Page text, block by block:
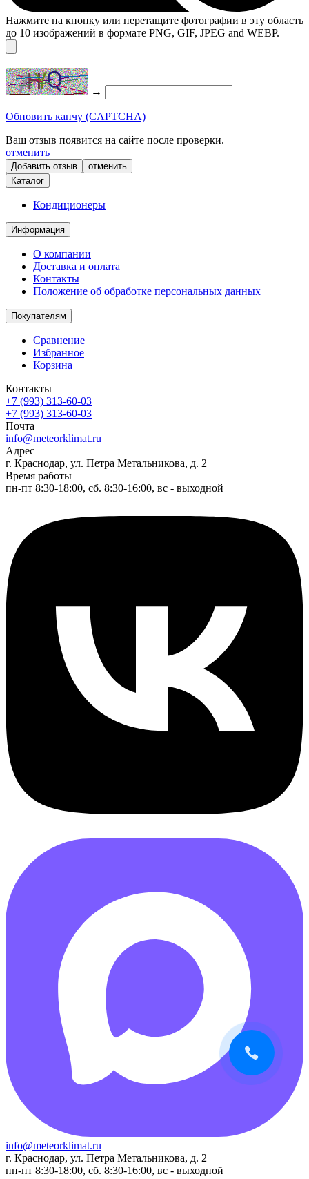
Нажмите на кнопку или перетащите фотографии в эту область
до 10 изображений в формате PNG, GIF, JPEG and WEBP.
→
Обновить капчу (CAPTCHA)
Ваш отзыв появится на сайте после проверки.
отменить
отменить
Каталог
Кондиционеры
Информация
О компании
Доставка и оплата
Контакты
Положение об обработке персональных данных
Покупателям
Сравнение
Избранное
Корзина
Контакты
+7 (993) 313-60-03
+7 (993) 313-60-03
Почта
info@meteorklimat.ru
Адрес
г. Краснодар, ул. Петра Метальникова, д. 2
Время работы
пн-пт 8:30-18:00, сб. 8:30-16:00, вс - выходной
info@meteorklimat.ru
г. Краснодар, ул. Петра Метальникова, д. 2
пн-пт 8:30-18:00, сб. 8:30-16:00, вс - выходной